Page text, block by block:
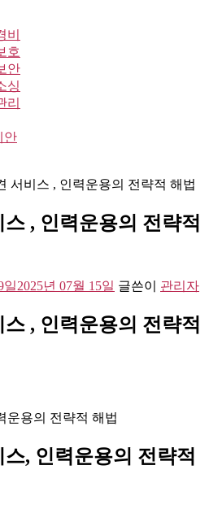
비
호
안
싱
리
안
서비스 , 인력운용의 전략적 해법
, 인력운용의 전략적
일2025년 07월 15일 글쓴이 관리자
, 인력운용의 전략적
운용의 전략적 해법
, 인력운용의 전략적